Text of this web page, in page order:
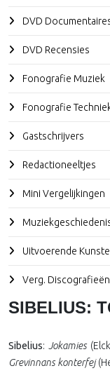
DVD
DVD Recensies
Fonografie Muziek
Fonografie
Gastschrijvers
Redactioneeltjes
Mini Vergelijkingen
Uitvoerende
Verg. Discografieën
SIBELIUS:
Sibelius:Jokamies
Grevinnans konterfej